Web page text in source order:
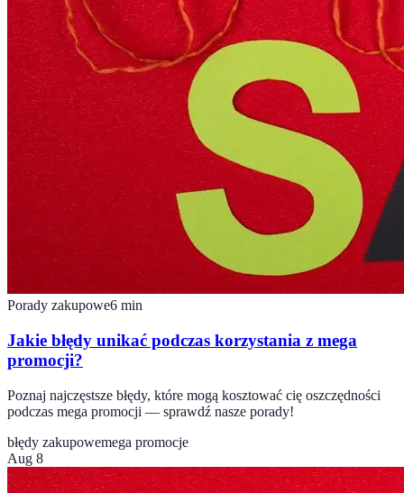
Porady zakupowe6 min
Jakie błędy unikać podczas korzystania z mega
promocji?
Poznaj najczęstsze błędy, które mogą kosztować cię oszczędności
podczas mega promocji — sprawdź nasze porady!
błędy zakupowemega promocje
Aug 8